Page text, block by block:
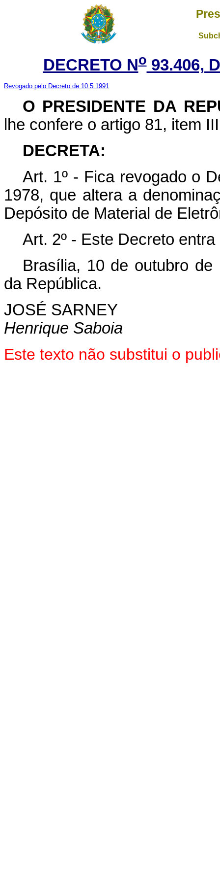
DECRETO No93.406,
Revogado pelo Decreto de 10.5.1991
O PRESIDENTE DA
lhe confere o artigo 81, item
DECRETA:
Art. 1º - Fica revogado o
1978, que altera a
Depósito de Material de
Art. 2º - Este Decreto
Brasília, 10 de outubro de
da República.
JOSÉ SARNEY
Henrique Saboia
Este texto não substitui o